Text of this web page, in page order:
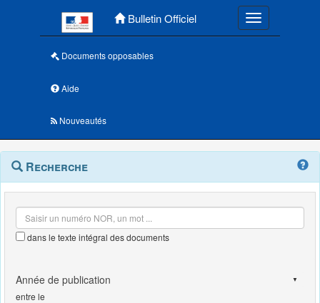
Bulletin Officiel Toggle
Documents opposables
Aide
Nouveautés
Navigation
outils
Menu
contextuel
Recherche
dans le texte intégral des documents
entre le